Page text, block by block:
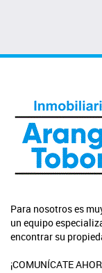
Para nosotros es
un equipo
encontrar su
¡COMUNÍCATE